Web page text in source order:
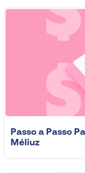
Passo a Passo
Méliuz